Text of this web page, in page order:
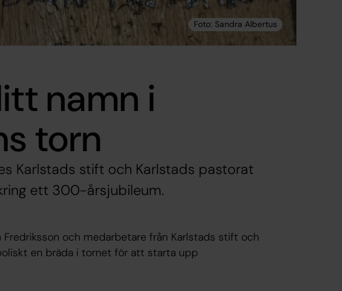
namn i
torn
Karlstads stift och Karlstads pastorat
ett 300-årsjubileum.
Fredriksson och medarbetare från Karlstads stift och
en bräda i tornet för att starta upp